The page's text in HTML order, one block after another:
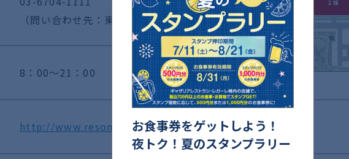
（問い合わせ先：東京営業部）
8：00～21：00
http://www.resonabank.co.jpお食事券をゲットしよう！
夜トク！夏のスタンプラリー